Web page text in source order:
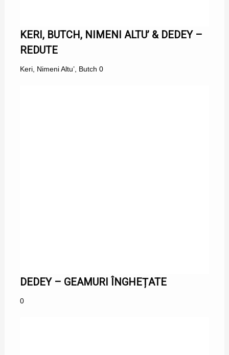
KERI, BUTCH, NIMENI ALTU’ & DEDEY –
REDUTE
Keri, Nimeni Altu’, Butch 0
DEDEY – GEAMURI ÎNGHEȚATE
0